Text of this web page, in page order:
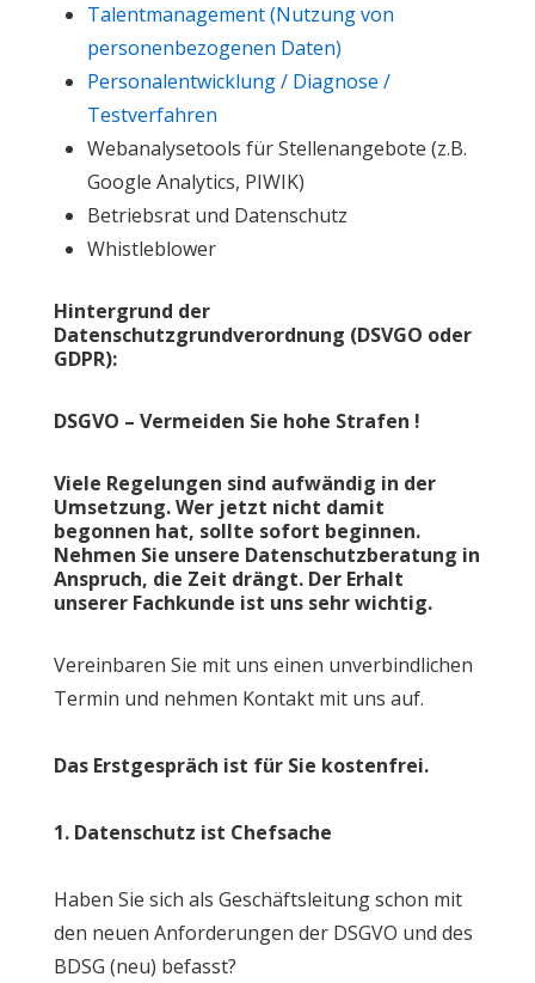
Talentmanagement (Nutzung von
personenbezogenen Daten)
Personalentwicklung / Diagnose /
Testverfahren
Webanalysetools für Stellenangebote (z.B.
Google Analytics, PIWIK)
Betriebsrat und Datenschutz
Whistleblower
Hintergrund der
Datenschutzgrundverordnung (DSVGO oder
GDPR):
DSGVO – Vermeiden Sie hohe Strafen !
Viele Regelungen sind aufwändig in der
Umsetzung. Wer jetzt nicht damit
begonnen hat, sollte sofort beginnen.
Nehmen Sie unsere Datenschutzberatung in
Anspruch, die Zeit drängt. Der Erhalt
unserer Fachkunde ist uns sehr wichtig.
Vereinbaren Sie mit uns einen unverbindlichen
Termin und nehmen Kontakt mit uns auf.
Das Erstgespräch ist für Sie kostenfrei.
1. Datenschutz ist Chefsache
Haben Sie sich als Geschäftsleitung schon mit
den neuen Anforderungen der DSGVO und des
BDSG (neu) befasst?